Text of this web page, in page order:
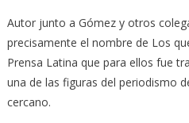
Autor junto a Gómez y otros
precisamente el nombre de Los
Prensa Latina que para ellos fue
una de las figuras del periodismo
cercano.